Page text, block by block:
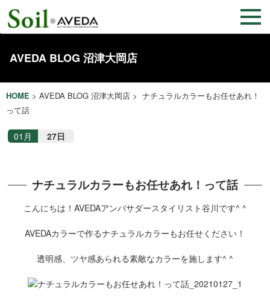
AVEDA BLOG 沼津大岡店
HOME > AVEDA BLOG 沼津大岡店 > ナチュラルカラーもお任せあれ！
って話
01月 27日
ナチュラルカラーもお任せあれ！って話
こんにちは！AVEDAアンバサダースタイリスト谷川です^ ^
AVEDAカラーで作るナチュラルカラーもお任せください！
透明感、ツヤ感あられる素敵なカラーを施します^ ^